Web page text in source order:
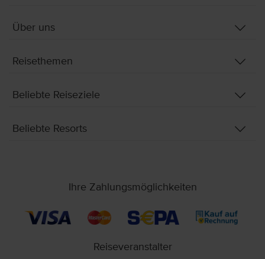
Über uns
Reisethemen
Beliebte Reiseziele
Beliebte Resorts
Ihre Zahlungsmöglichkeiten
Reiseveranstalter